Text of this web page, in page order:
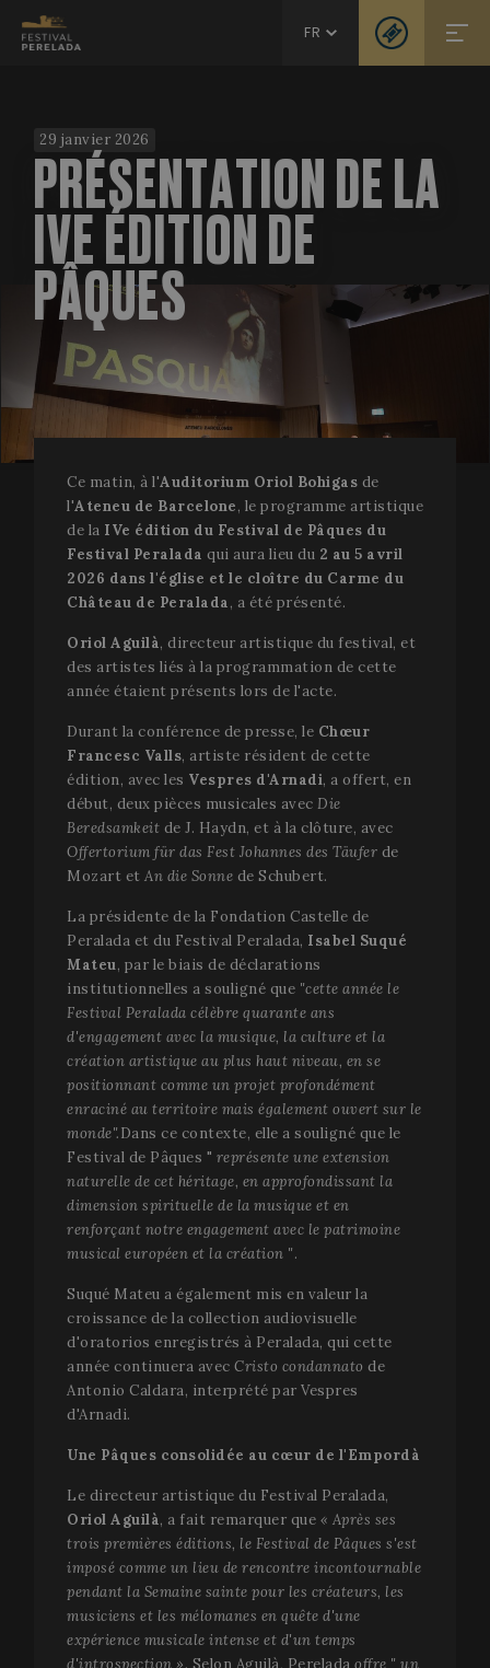
FR
29 janvier 2026
PRÉSENTATION DE LA
IVE ÉDITION DE
PÂQUES
Ce matin, à l'Auditorium Oriol Bohigas de
l'Ateneu de Barcelone, le programme artistique
de la IVe édition du Festival de Pâques du
Festival Peralada qui aura lieu du 2 au 5 avril
2026 dans l'église et le cloître du Carme du
Château de Peralada, a été présenté.
Oriol Aguilà, directeur artistique du festival, et
des artistes liés à la programmation de cette
année étaient présents lors de l'acte.
Durant la conférence de presse, le Chœur
Francesc Valls, artiste résident de cette
édition, avec les Vespres d'Arnadi, a offert, en
début, deux pièces musicales avec Die
Beredsamkeit de J. Haydn, et à la clôture, avec
Offertorium für das Fest Johannes des Täufer de
Mozart et An die Sonne de Schubert.
La présidente de la Fondation Castelle de
Peralada et du Festival Peralada, Isabel Suqué
Mateu, par le biais de déclarations
institutionnelles a souligné que "cette année le
Festival Peralada célèbre quarante ans
d'engagement avec la musique, la culture et la
création artistique au plus haut niveau, en se
positionnant comme un projet profondément
enraciné au territoire mais également ouvert sur le
monde".Dans ce contexte, elle a souligné que le
Festival de Pâques " représente une extension
naturelle de cet héritage, en approfondissant la
dimension spirituelle de la musique et en
renforçant notre engagement avec le patrimoine
musical européen et la création ".
Suqué Mateu a également mis en valeur la
croissance de la collection audiovisuelle
d'oratorios enregistrés à Peralada, qui cette
année continuera avec Cristo condannato de
Antonio Caldara, interprété par Vespres
d'Arnadi.
Une Pâques consolidée au cœur de l'Empordà
Le directeur artistique du Festival Peralada,
Oriol Aguilà, a fait remarquer que « Après ses
trois premières éditions, le Festival de Pâques s'est
imposé comme un lieu de rencontre incontournable
pendant la Semaine sainte pour les créateurs, les
musiciens et les mélomanes en quête d'une
expérience musicale intense et d'un temps
d'introspection ». Selon Aguilà, Perelada offre " un